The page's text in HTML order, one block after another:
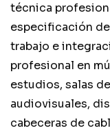
Contacto
técnica
especificación
trabajo e
profesional en
estudios, salas
audiovisuales,
cabeceras de